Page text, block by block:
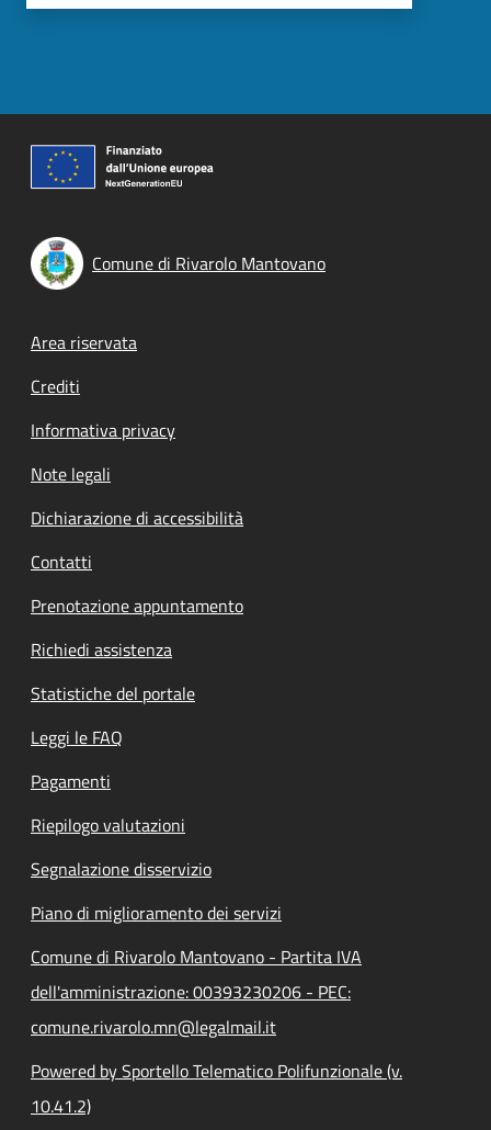
Comune di Rivarolo Mantovano
Footer menu
Area riservata
Crediti
Informativa privacy
Note legali
Dichiarazione di accessibilità
Contatti
Prenotazione appuntamento
Richiedi assistenza
Statistiche del portale
Leggi le FAQ
Pagamenti
Riepilogo valutazioni
Segnalazione disservizio
Piano di miglioramento dei servizi
Comune di Rivarolo Mantovano - Partita IVA
dell'amministrazione: 00393230206 - PEC:
comune.rivarolo.mn@legalmail.it
Powered by Sportello Telematico Polifunzionale (v.
10.41.2)